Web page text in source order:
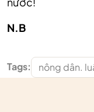
N.B
Tags: nông dân.